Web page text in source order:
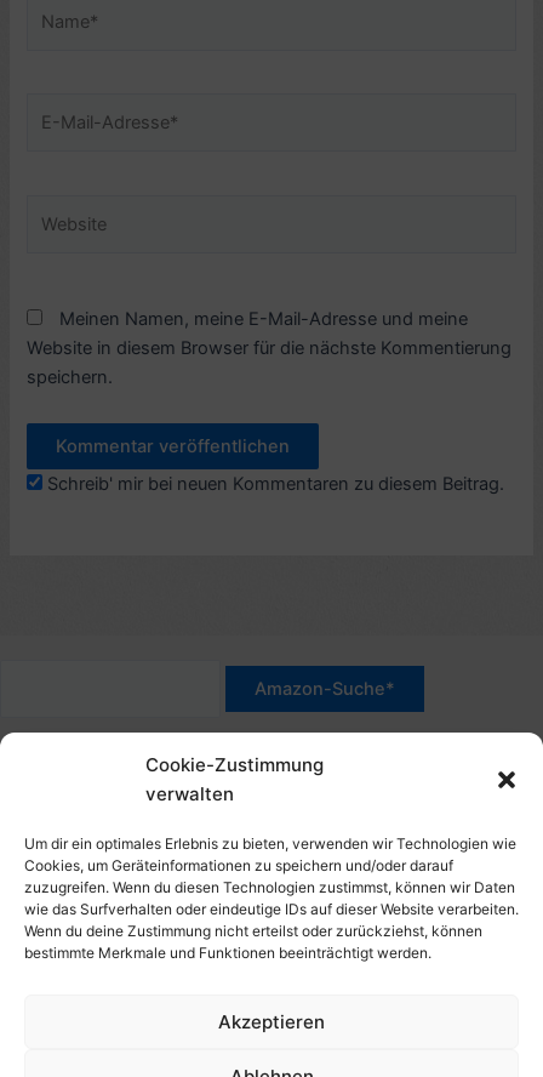
Cookie-Zustimmung
verwalten
Um dir ein optimales Erlebnis zu bieten, verwenden wir Technologien wie
Cookies, um Geräteinformationen zu speichern und/oder darauf
zuzugreifen. Wenn du diesen Technologien zustimmst, können wir Daten
wie das Surfverhalten oder eindeutige IDs auf dieser Website verarbeiten.
Wenn du deine Zustimmung nicht erteilst oder zurückziehst, können
bestimmte Merkmale und Funktionen beeinträchtigt werden.
Akzeptieren
Meinen Namen, meine E-Mail-Adresse und meine
Website in diesem Browser für die nächste Kommentierung
speichern.
Schreib' mir bei neuen Kommentaren zu diesem Beitrag.
*Werbehinweis für Links mit Hinweis "Amazon-Werbelink(s)",
"Amazon-Suche" und/oder mit Sternchen (*): Das sind Affiliate-
Link. Wenn Du auf der verlinkten Website etwas kaufst, erhalte
Aufschlag – und unterstützt diese Seite. Als Amazon-Partner
verdiene ich an qualifizierten Verkäufen. Dies gilt auch für
Klicks/Tipps auf Produktbilder, die mit einer Händler-Seite wie
Amazon verlinkt sind.
Impressum
Datenschutzerklärung